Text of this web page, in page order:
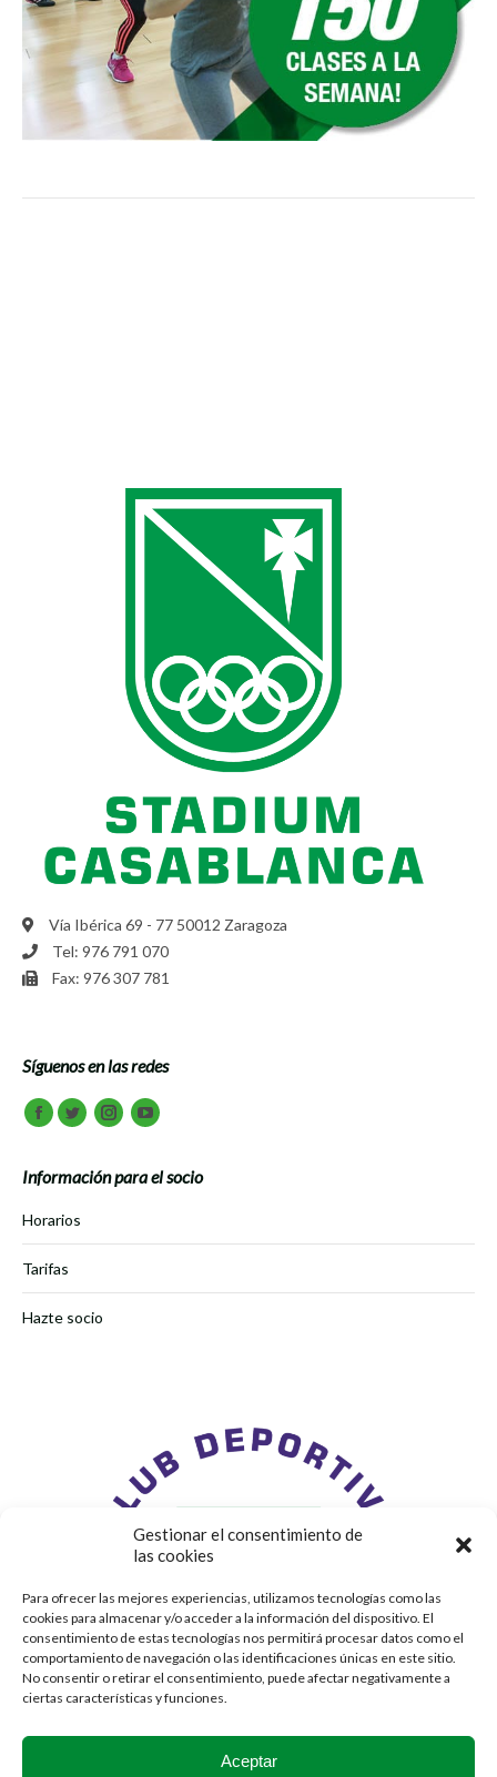
Gestionar el consentimiento de
las cookies
Para ofrecer las mejores experiencias, utilizamos tecnologías como las
cookies para almacenar y/o acceder a la información del dispositivo. El
consentimiento de estas tecnologías nos permitirá procesar datos como el
comportamiento de navegación o las identificaciones únicas en este sitio.
No consentir o retirar el consentimiento, puede afectar negativamente a
ciertas características y funciones.
Aceptar
Vía Ibérica 69 - 77 50012 Zaragoza
Tel: 976 791 070
Fax: 976 307 781
Síguenos en las redes
Encuéntranos en:
Facebook
TwitterInstagramYoutube
Información para el socio
Horarios
Tarifas
Hazte socio